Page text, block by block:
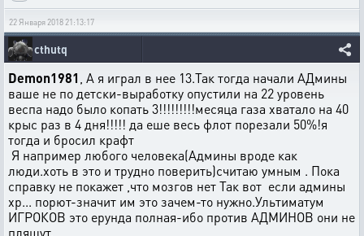
22 Января 2018 21:13:17
cthutq
Demon1981 , А я играл в нее 13.Так тогда начали АДмины
ваше не по детски-выработку опустили на 22 уровень
веспа надо было копать 3!!!!!!!!!месяца газа хватало на 40
крыс раз в 4 дня!!!!! да еше весь флот порезали 50%!я
тогда и бросил крафт
Я например любого человека(Админы вроде как
люди.хоть в это и трудно поверить)считаю умным . Пока
справку не покажет ,что мозгов нет Так вот если админы
хр... порют-значит им это зачем-то нужно.Ультиматум
ИГРОКОВ это ерунда полная-ибо против АДМИНОВ они не
пляшут,